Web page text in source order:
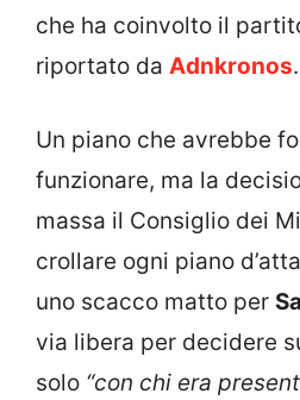
che ha coinvolto il
riportato da Adnkronos.
Un piano che avrebbe
funzionare, ma la
massa il Consiglio dei
crollare ogni piano
uno scacco matto per
via libera per decidere
solo “con chi era